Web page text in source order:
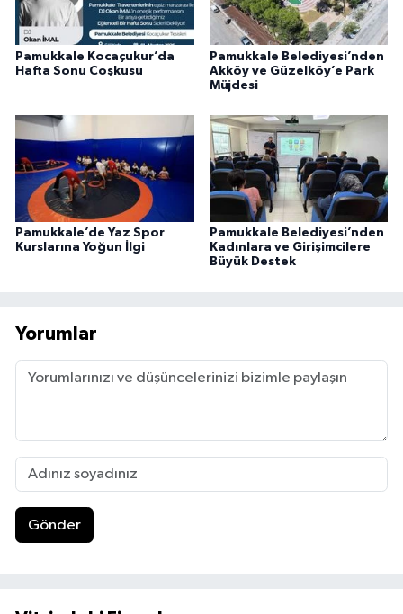
Pamukkale Kocaçukur’da
Hafta Sonu Coşkusu
Pamukkale Belediyesi’nden
Akköy ve Güzelköy’e Park
Müjdesi
Pamukkale’de Yaz Spor
Kurslarına Yoğun İlgi
Pamukkale Belediyesi’nden
Kadınlara ve Girişimcilere
Büyük Destek
Yorumlar
Gönder